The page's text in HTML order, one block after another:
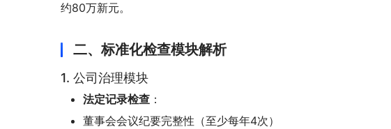
约80万新元。
二、标准化检查模块解析
1. 公司治理模块
法定记录检查 ：
董事会会议纪要完整性（至少每年4次）